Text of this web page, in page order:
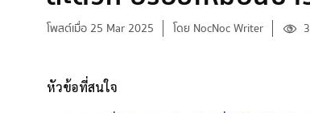
โพสต์เมื่อ 25 Mar 2025 โดย NocNoc Writer
หัวข้อที่สนใจ